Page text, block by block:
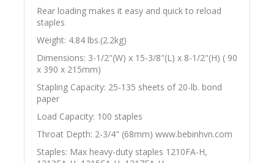
Rear loading makes it easy and quick to reload
staples
Weight: 4.84 lbs.(2.2kg)
Dimensions: 3-1/2"(W) x 15-3/8"(L) x 8-1/2"(H) ( 90
x 390 x 215mm)
Stapling Capacity: 25-135 sheets of 20-lb. bond
paper
Load Capacity: 100 staples
Throat Depth: 2-3/4" (68mm) www.bebinhvn.com
Staples: Max heavy-duty staples 1210FA-H,